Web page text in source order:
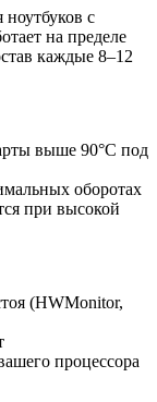
с
на пределе
каждые 8–12
выше 90°C под
оборотах
при высокой
(HWMonitor,
процессора